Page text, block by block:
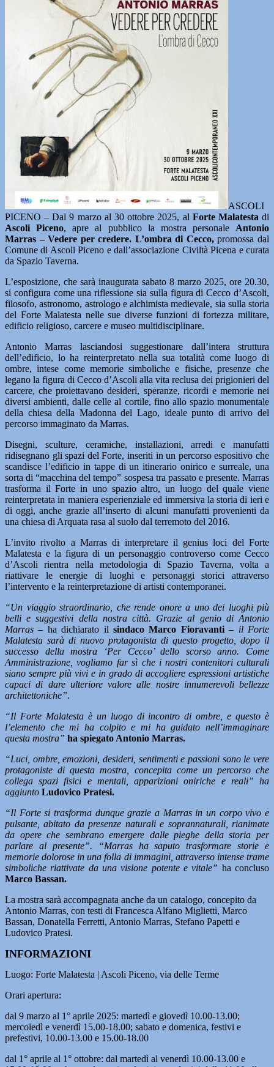
ASCOLI
PICENO – Dal 9 marzo al 30 ottobre 2025, al Forte Malatesta di
Ascoli Piceno, apre al pubblico la mostra personale Antonio
Marras – Vedere per credere. L’ombra di Cecco,promossa dal
Comune di Ascoli Piceno e dall’associazione Civiltà Picena e curata
da Spazio Taverna.
L’esposizione, che sarà inaugurata sabato 8 marzo 2025, ore 20.30,
si configura come una riflessione sia sulla figura di Cecco d’Ascoli,
filosofo, astronomo, astrologo e alchimista medievale, sia sulla storia
del Forte Malatesta nelle sue diverse funzioni di fortezza militare,
edificio religioso, carcere e museo multidisciplinare.
Antonio Marras lasciandosi suggestionare dall’intera struttura
dell’edificio, lo ha reinterpretato nella sua totalità come luogo di
ombre, intese come memorie simboliche e fisiche, presenze che
legano la figura di Cecco d’Ascoli alla vita reclusa dei prigionieri del
carcere, che proiettavano desideri, speranze, ricordi e memorie nei
diversi ambienti, dalle celle al cortile, fino allo spazio monumentale
della chiesa della Madonna del Lago, ideale punto di arrivo del
percorso immaginato da Marras.
Disegni, sculture, ceramiche, installazioni, arredi e manufatti
ridisegnano gli spazi del Forte, inseriti in un percorso espositivo che
scandisce l’edificio in tappe di un itinerario onirico e surreale, una
sorta di “macchina del tempo” sospesa tra passato e presente. Marras
trasforma il Forte in uno spazio altro, un luogo del quale viene
reinterpretata in maniera esperienziale ed immersiva la storia di ieri e
di oggi, anche grazie all’inserto di alcuni manufatti provenienti da
una chiesa di Arquata rasa al suolo dal terremoto del 2016.
L’invito rivolto a Marras di interpretare il genius loci del Forte
Malatesta e la figura di un personaggio controverso come Cecco
d’Ascoli rientra nella metodologia di Spazio Taverna, volta a
riattivare le energie di luoghi e personaggi storici attraverso
l’intervento e la reinterpretazione di artisti contemporanei.
“Un viaggio straordinario, che rende onore a uno dei luoghi più
belli e suggestivi della nostra città. Grazie al genio di Antonio
Marras – ha dichiarato ilsindaco Marco Fioravanti– il Forte
Malatesta sarà di nuovo protagonista di questo progetto, dopo il
successo della mostra ‘Per Cecco’ dello scorso anno. Come
Amministrazione, vogliamo far sì che i nostri contenitori culturali
siano sempre più vivi e in grado di accogliere espressioni artistiche
capaci di dare ulteriore valore alle nostre innumerevoli bellezze
architettoniche”.
“Il Forte Malatesta è un luogo di incontro di ombre, e questo è
l’elemento che mi ha colpito e mi ha guidato nell’immaginare
questa mostra” ha spiegato Antonio Marras.
“Luci, ombre, emozioni, desideri, sentimenti e passioni sono le vere
protagoniste di questa mostra, concepita come un percorso che
collega spazi fisici e mentali, apparizioni oniriche e reali” ha
aggiunto Ludovico Pratesi.
“Il Forte si trasforma dunque grazie a Marras in un corpo vivo e
pulsante, abitato da presenze naturali e soprannaturali, rianimate
da opere che sembrano emergere dalle pieghe della storia per
parlare al presente”.
“Marras ha saputo trasformare storie e
memorie dolorose in una folla di immagini, attraverso intense trame
simboliche riattivate da una visione potente e vitale” ha concluso
Marco Bassan.
La mostra sarà accompagnata anche da un catalogo, concepito da
Antonio Marras, con testi di Francesca Alfano Miglietti, Marco
Bassan, Donatella Ferretti, Antonio Marras, Stefano Papetti e
Ludovico Pratesi.
INFORMAZIONI
Luogo: Forte Malatesta | Ascoli Piceno, via delle Terme
Orari apertura:
dal 9 marzo al 1° aprile 2025: martedì e giovedì 10.00-13.00;
mercoledì e venerdì 15.00-18.00; sabato e domenica, festivi e
prefestivi, 10.00-13.00 e 15.00-18.00
dal 1° aprile al 1° ottobre: dal martedì al venerdì 10.00-13.00 e